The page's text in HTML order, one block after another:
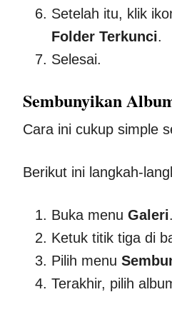
Setelah itu, klik
Folder Terkunci.
Selesai.
Sembunyikan
Cara ini cukup simple
Berikut ini langkah-
Buka menu Galeri.
Ketuk titik tiga di
Pilih menu
Terakhir, pilih